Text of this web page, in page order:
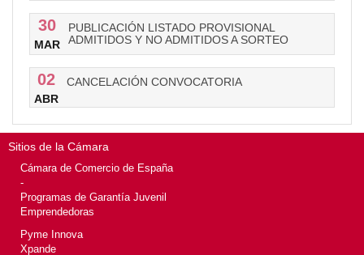
30
MAR
PUBLICACIÓN LISTADO PROVISIONAL
ADMITIDOS Y NO ADMITIDOS A SORTEO
02
ABR
CANCELACIÓN CONVOCATORIA
Sitios de la Cámara
Cámara de Comercio de España
-
Programas de Garantía Juvenil
Emprendedoras
Pyme Innova
Xpande